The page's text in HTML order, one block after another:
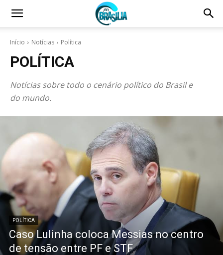
Início Notícias Política
POLÍTICA
Notícias sobre todo o cenário político do Brasil e
do mundo.
POLÍTICA
Caso Lulinha coloca Messias no centro
de tensão entre PF e STF